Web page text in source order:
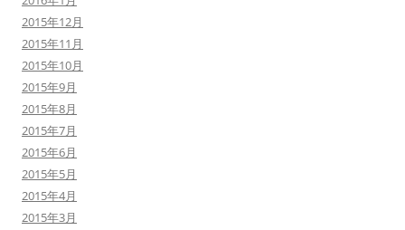
2015年12月
2015年11月
2015年10月
2015年9月
2015年8月
2015年7月
2015年6月
2015年5月
2015年4月
2015年3月